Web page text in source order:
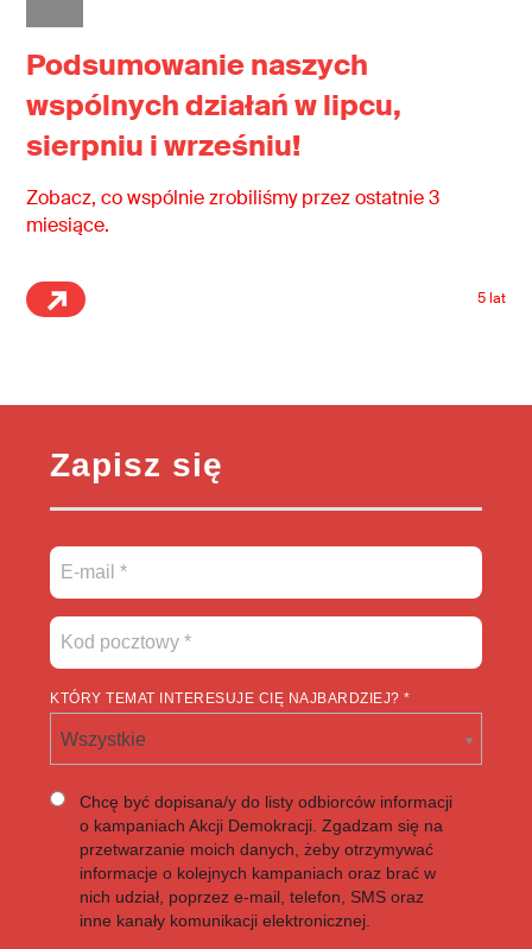
Podsumowanie naszych
wspólnych działań w lipcu,
sierpniu i wrześniu!
Zobacz, co wspólnie zrobiliśmy przez ostatnie 3
miesiące.
5 lat
Zapisz się
KTÓRY TEMAT INTERESUJE CIĘ NAJBARDZIEJ? *
Wszystkie
Chcę być dopisana/y do listy odbiorców informacji
o kampaniach Akcji Demokracji. Zgadzam się na
przetwarzanie moich danych, żeby otrzymywać
informacje o kolejnych kampaniach oraz brać w
nich udział, poprzez e-mail, telefon, SMS oraz
inne kanały komunikacji elektronicznej.